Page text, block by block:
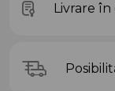
Livrare în